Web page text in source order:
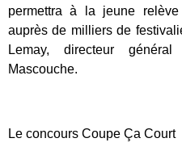
permettra à la jeune
auprès de milliers de
Lemay, directeur
Mascouche.
Le concours Coupe Ça Court